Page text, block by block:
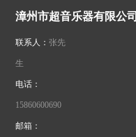
漳州市超音乐器有限公司
联系人：张先
生
电话：
15860600690
邮箱：